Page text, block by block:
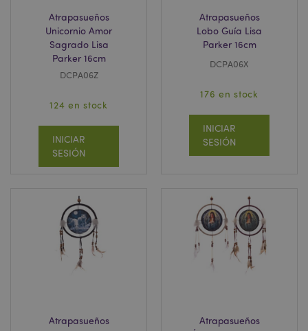
Atrapasueños
Unicornio Amor
Sagrado Lisa
Parker 16cm
DCPA06Z
124 en stock
INICIAR
SESIÓN
Atrapasueños
Lobo Guía Lisa
Parker 16cm
DCPA06X
176 en stock
INICIAR
SESIÓN
Atrapasueños
Atrapasueños